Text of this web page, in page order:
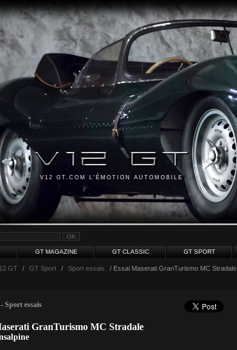
V12 GT.COM L'ÉMOTION AUTOMOBILE
GT MAGAZINE GT CLASSIC GT SPORT
GT / GT Sport / Sport essais / Essai Maserati GranTurismo MC Stradale
- Sport essais
GranTurismo MC Stradale